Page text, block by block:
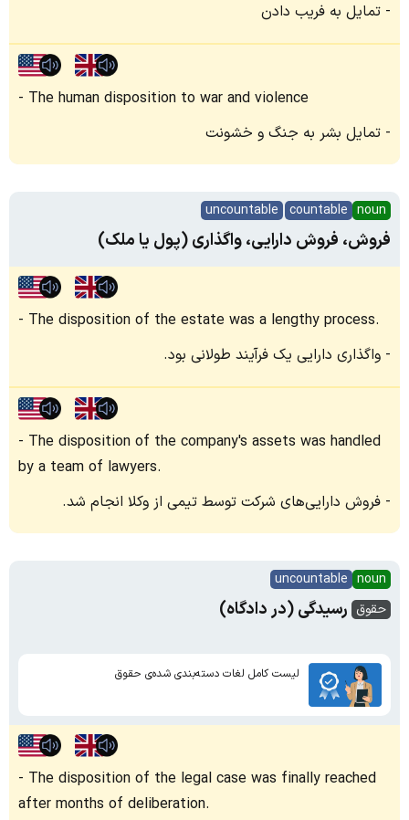
تمایل به فریب دادن
The human disposition to war and violence
تمایل بشر به جنگ و خشونت
noun
countable
uncountable
فروش، فروش دارایی، واگذاری (پول یا ملک)
The disposition of the estate was a lengthy process.
واگذاری دارایی یک فرآیند طولانی بود.
The disposition of the company's assets was handled
by a team of lawyers.
فروش دارایی‌های شرکت توسط تیمی از وکلا انجام شد.
noun
uncountable
حقوق رسیدگی (در دادگاه)
لیست کامل لغات دسته‌بندی شده‌ی حقوق
The disposition of the legal case was finally reached
after months of deliberation.